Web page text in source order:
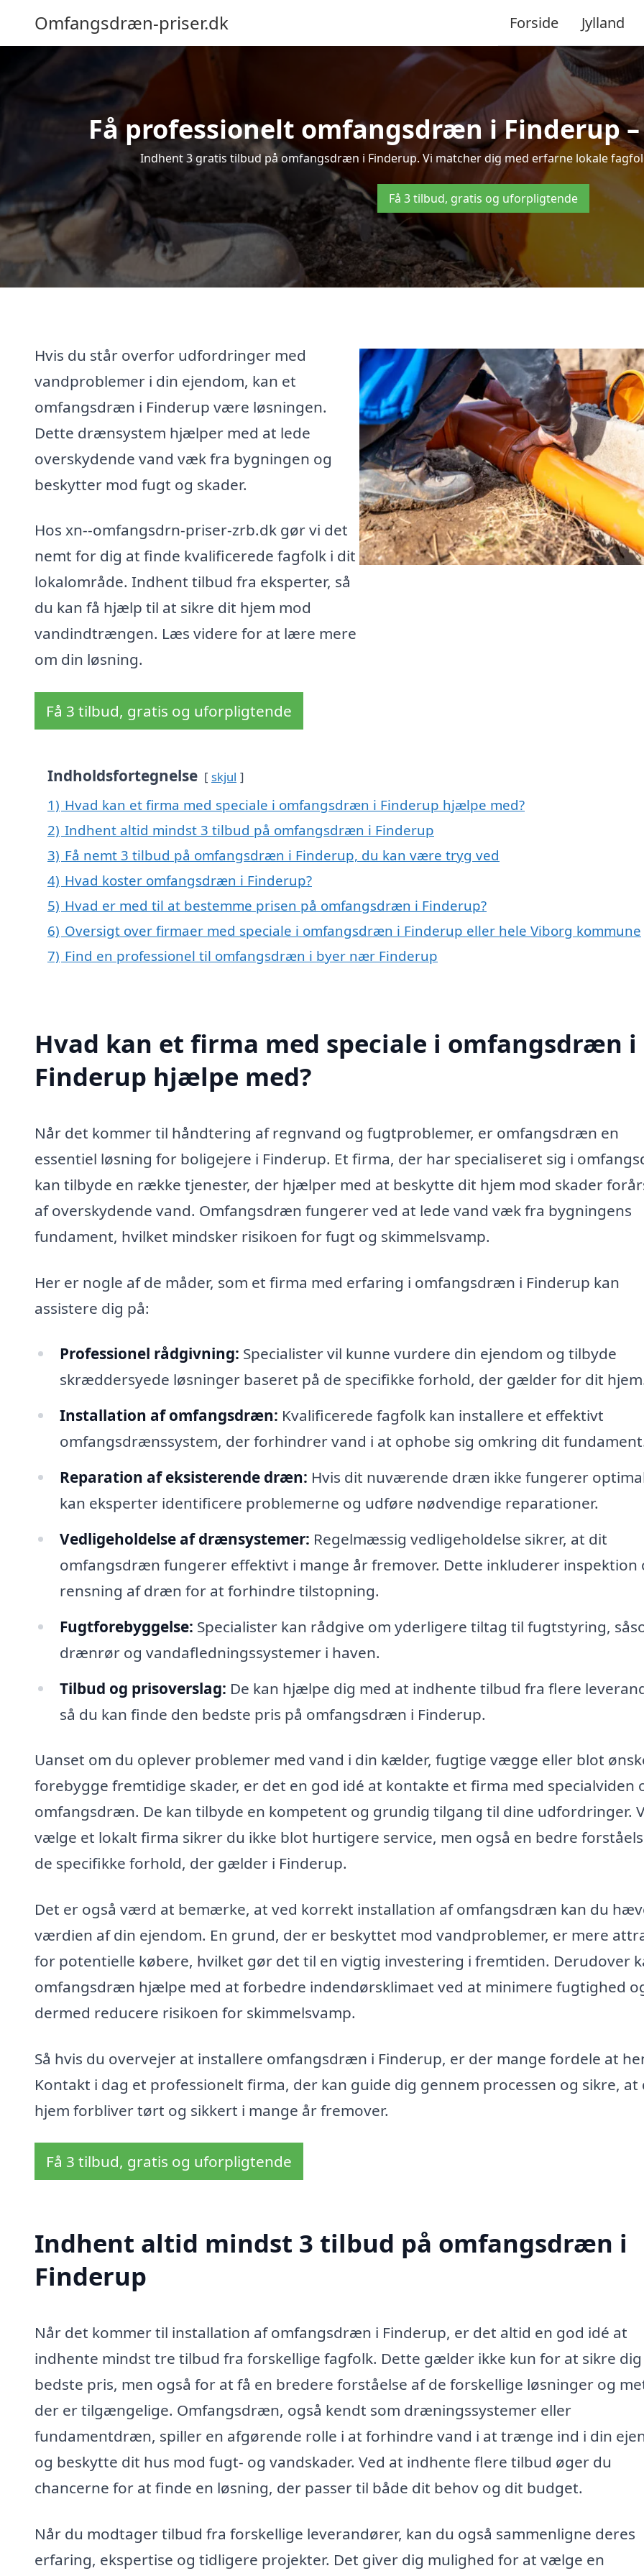
Omfangsdræn-priser.dk Forside Jylland
Få professionelt omfangsdræn i Finderup
Indhent 3 gratis tilbud på omfangsdræn i Finderup. Vi matcher dig med erfarne lokale
Få 3 tilbud, gratis og uforpligtende
Hvis du står overfor udfordringer med
vandproblemer i din ejendom, kan et
omfangsdræn i Finderup være løsningen.
Dette drænsystem hjælper med at lede
overskydende vand væk fra bygningen og
beskytter mod fugt og skader.
Hos xn--omfangsdrn-priser-zrb.dk gør vi det
nemt for dig at finde kvalificerede fagfolk i dit
lokalområde. Indhent tilbud fra eksperter, så
du kan få hjælp til at sikre dit hjem mod
vandindtrængen. Læs videre for at lære mere
om din løsning.
Få 3 tilbud, gratis og uforpligtende
Indholdsfortegnelse skjul
1) Hvad kan et firma med speciale i omfangsdræn i Finderup hjælpe med?
2) Indhent altid mindst 3 tilbud på omfangsdræn i Finderup
3) Få nemt 3 tilbud på omfangsdræn i Finderup, du kan være tryg ved
4) Hvad koster omfangsdræn i Finderup?
5) Hvad er med til at bestemme prisen på omfangsdræn i Finderup?
6) Oversigt over firmaer med speciale i omfangsdræn i Finderup eller hele Viborg kommune
7) Find en professionel til omfangsdræn i byer nær Finderup
Hvad kan et firma med speciale i omfangsdræn i
Finderup hjælpe med?
Når det kommer til håndtering af regnvand og fugtproblemer, er omfangsdræn en
essentiel løsning for boligejere i Finderup. Et firma, der har specialiseret sig i
kan tilbyde en række tjenester, der hjælper med at beskytte dit hjem mod skader
af overskydende vand. Omfangsdræn fungerer ved at lede vand væk fra bygningens
fundament, hvilket mindsker risikoen for fugt og skimmelsvamp.
Her er nogle af de måder, som et firma med erfaring i omfangsdræn i Finderup kan
assistere dig på:
Professionel rådgivning: Specialister vil kunne vurdere din ejendom og tilbyde
skræddersyede løsninger baseret på de specifikke forhold, der gælder for dit
Installation af omfangsdræn: Kvalificerede fagfolk kan installere et effektivt
omfangsdrænssystem, der forhindrer vand i at ophobe sig omkring dit
Reparation af eksisterende dræn: Hvis dit nuværende dræn ikke fungerer
kan eksperter identificere problemerne og udføre nødvendige reparationer.
Vedligeholdelse af drænsystemer: Regelmæssig vedligeholdelse sikrer, at dit
omfangsdræn fungerer effektivt i mange år fremover. Dette inkluderer inspektion
rensning af dræn for at forhindre tilstopning.
Fugtforebyggelse: Specialister kan rådgive om yderligere tiltag til fugtstyring,
drænrør og vandafledningssystemer i haven.
Tilbud og prisoverslag: De kan hjælpe dig med at indhente tilbud fra flere
så du kan finde den bedste pris på omfangsdræn i Finderup.
Uanset om du oplever problemer med vand i din kælder, fugtige vægge eller blot
forebygge fremtidige skader, er det en god idé at kontakte et firma med specialviden
omfangsdræn. De kan tilbyde en kompetent og grundig tilgang til dine udfordringer.
vælge et lokalt firma sikrer du ikke blot hurtigere service, men også en bedre
de specifikke forhold, der gælder i Finderup.
Det er også værd at bemærke, at ved korrekt installation af omfangsdræn kan du
værdien af din ejendom. En grund, der er beskyttet mod vandproblemer, er mere
for potentielle købere, hvilket gør det til en vigtig investering i fremtiden. Derudover
omfangsdræn hjælpe med at forbedre indendørsklimaet ved at minimere fugtighed
dermed reducere risikoen for skimmelsvamp.
Så hvis du overvejer at installere omfangsdræn i Finderup, er der mange fordele at
Kontakt i dag et professionelt firma, der kan guide dig gennem processen og sikre, at
hjem forbliver tørt og sikkert i mange år fremover.
Få 3 tilbud, gratis og uforpligtende
Indhent altid mindst 3 tilbud på omfangsdræn i
Finderup
Når det kommer til installation af omfangsdræn i Finderup, er det altid en god idé at
indhente mindst tre tilbud fra forskellige fagfolk. Dette gælder ikke kun for at sikre
bedste pris, men også for at få en bredere forståelse af de forskellige løsninger og
der er tilgængelige. Omfangsdræn, også kendt som dræningssystemer eller
fundamentdræn, spiller en afgørende rolle i at forhindre vand i at trænge ind i din
og beskytte dit hus mod fugt- og vandskader. Ved at indhente flere tilbud øger du
chancerne for at finde en løsning, der passer til både dit behov og dit budget.
Når du modtager tilbud fra forskellige leverandører, kan du også sammenligne deres
erfaring, ekspertise og tidligere projekter. Det giver dig mulighed for at vælge en